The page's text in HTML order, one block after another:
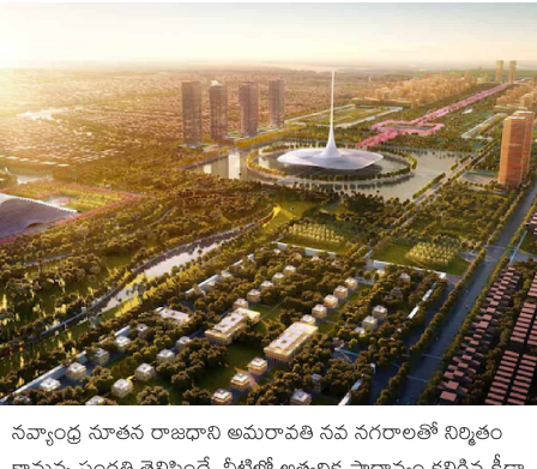
నవ్యాంధ్ర నూతన రాజధాని అమరావతి నవ నగరాలతో నిర్మితం